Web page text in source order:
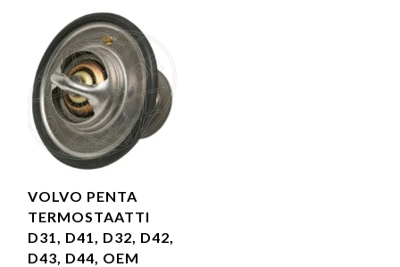
VOLVO PENTA
TERMOSTAATTI
D31, D41, D32, D42,
D43, D44, OEM